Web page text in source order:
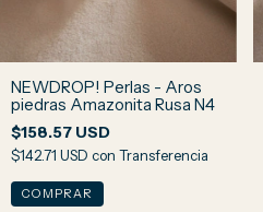
NEWDROP! Perlas - Aros
piedras Amazonita Rusa N4
$158.57 USD
$142.71 USD con Transferencia